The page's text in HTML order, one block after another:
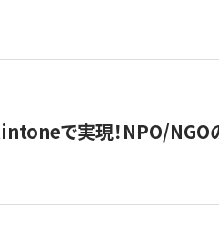
で実現！NPO/NGO